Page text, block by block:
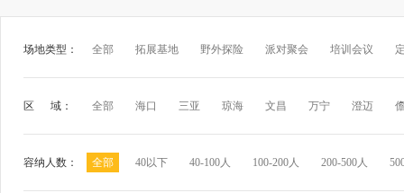
场地类型： 全部 拓展基地 野外探险 派对聚会 培训会议
区 域： 全部 海口 三亚 琼海 文昌 万宁 澄迈
容纳人数： 全部 40以下 40-100人 100-200人 200-500人